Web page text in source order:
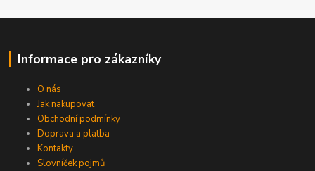
Informace pro zákazníky
O nás
Jak nakupovat
Obchodní podmínky
Doprava a platba
Kontakty
Slovníček pojmů